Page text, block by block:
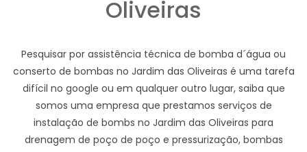
Oliveiras
Pesquisar por assistência técnica de bomba d´água ou
conserto de bombas no Jardim das Oliveiras é uma tarefa
difícil no google ou em qualquer outro lugar, saiba que
somos uma empresa que prestamos serviços de
instalação de bombs no Jardim das Oliveiras para
drenagem de poço de poço e pressurização, bombas